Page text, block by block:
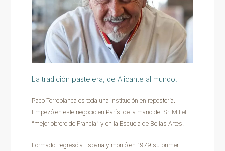
La tradición pastelera, de Alicante al mundo.
Paco Torreblanca es toda una institución en repostería.
Empezó en este negocio en París, de la mano del Sr. Millet,
“mejor obrero de Francia” y en la Escuela de Bellas Artes.
Formado, regresó a España y montó en 1979 su primer